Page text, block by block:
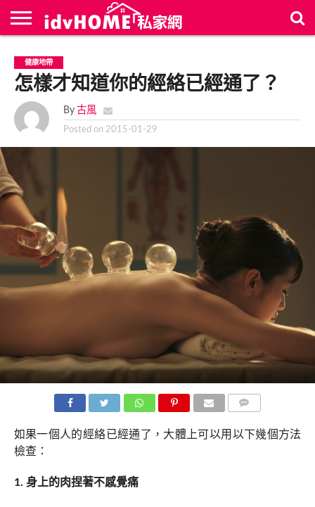
新
文
章
聯
絡
我
們
首
頁
健康地帶
怎樣才知道你的經絡已經通了？
By 古風
Posted on 2015-01-29
如果一個人的經絡已經通了，大體上可以用以下幾個方法
檢查：
1. 身上的肉捏著不感覺痛